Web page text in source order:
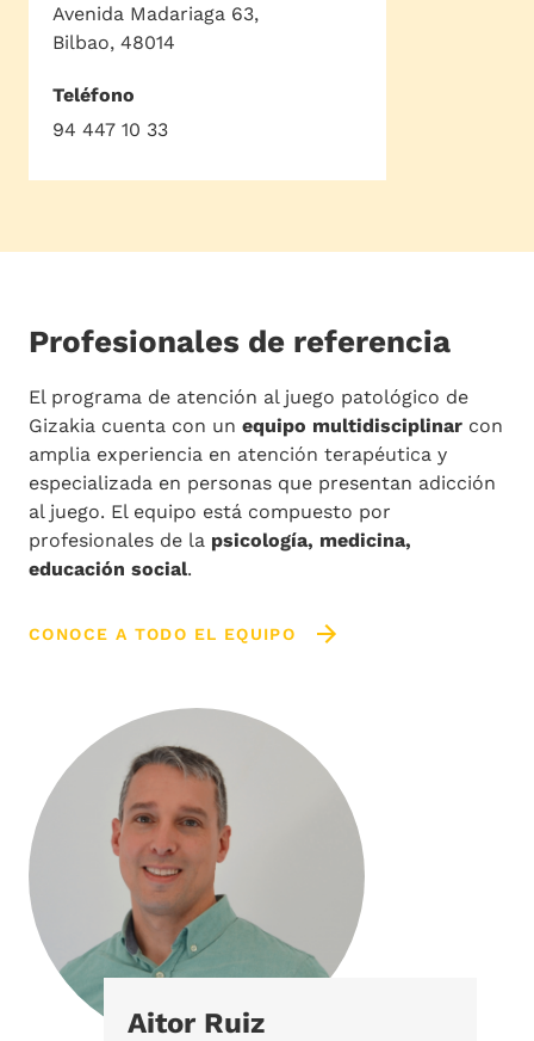
Avenida Madariaga 63,
Bilbao, 48014
Teléfono
94 447 10 33
Profesionales de referencia
El programa de atención al juego patológico de
Gizakia cuenta con un equipo multidisciplinar con
amplia experiencia en atención terapéutica y
especializada en personas que presentan adicción
al juego. El equipo está compuesto por
profesionales de la psicología, medicina,
educación social.
CONOCE A TODO EL EQUIPO
Aitor Ruiz